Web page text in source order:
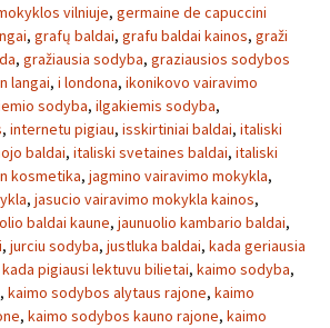
vilniuje, germaine de capuccini
, grafų baldai, grafu baldai kainos, graži
, gražiausia sodyba, graziausios sodybos
langai, i londona, ikonikovo vairavimo
sodyba, ilgakiemis sodyba,
, internetu pigiau, isskirtiniai baldai, italiski
baldai, italiski svetaines baldai, italiski
kosmetika, jagmino vairavimo mokykla,
, jasucio vairavimo mokykla kainos,
baldai kaune, jaunuolio kambario baldai,
, jurciu sodyba, justluka baldai, kada geriausia
kada pigiausi lektuvu bilietai, kaimo sodyba,
, kaimo sodybos alytaus rajone, kaimo
, kaimo sodybos kauno rajone, kaimo